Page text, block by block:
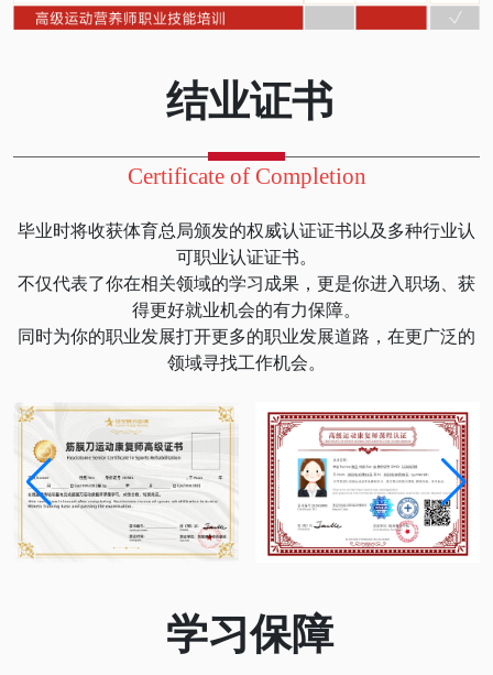
结业证书
Certificate of Completion
毕业时将收获体育总局颁发的权威认证证书以及多种行业认
可职业认证证书。
不仅代表了你在相关领域的学习成果，更是你进入职场、获
得更好就业机会的有力保障。
同时为你的职业发展打开更多的职业发展道路，在更广泛的
领域寻找工作机会。
学习保障